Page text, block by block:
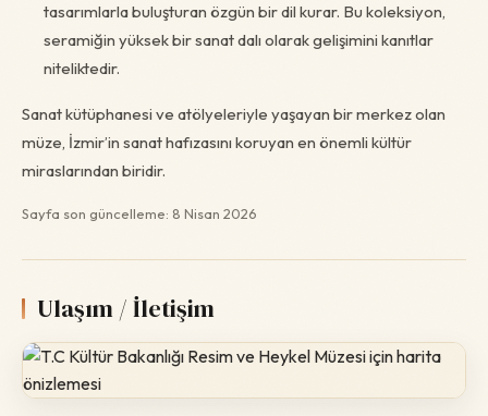
tasarımlarla buluşturan özgün bir dil kurar. Bu koleksiyon,
seramiğin yüksek bir sanat dalı olarak gelişimini kanıtlar
niteliktedir.
Sanat kütüphanesi ve atölyeleriyle yaşayan bir merkez olan
müze, İzmir’in sanat hafızasını koruyan en önemli kültür
miraslarından biridir.
Sayfa son güncelleme: 8 Nisan 2026
Ulaşım / İletişim